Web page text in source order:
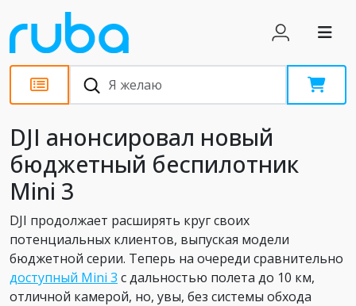
Новости
DJI анонсировал новый
бюджетный беспилотник
Mini 3
DJI продолжает расширять круг своих
потенциальных клиентов, выпуская модели
бюджетной серии. Теперь на очереди сравнительно
доступный Mini 3 с дальностью полета до 10 км,
отличной камерой, но, увы, без системы обхода